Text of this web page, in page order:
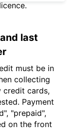
last
must be in
collecting
credit cards,
Payment
"prepaid",
on the front